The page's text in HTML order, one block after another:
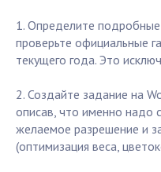
1. Определите
проверьте официальные
текущего года. Это
2. Создайте задание на
описав, что именно надо
желаемое разрешение и
(оптимизация веса,